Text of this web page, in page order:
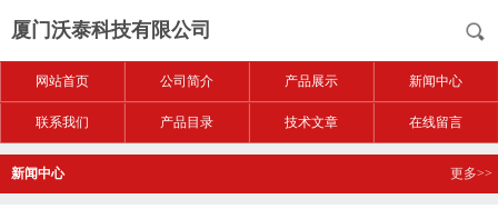
厦门沃泰科技有限公司
网站首页 公司简介 产品展示 新闻中心
联系我们 产品目录 技术文章 在线留言
新闻中心 更多>>